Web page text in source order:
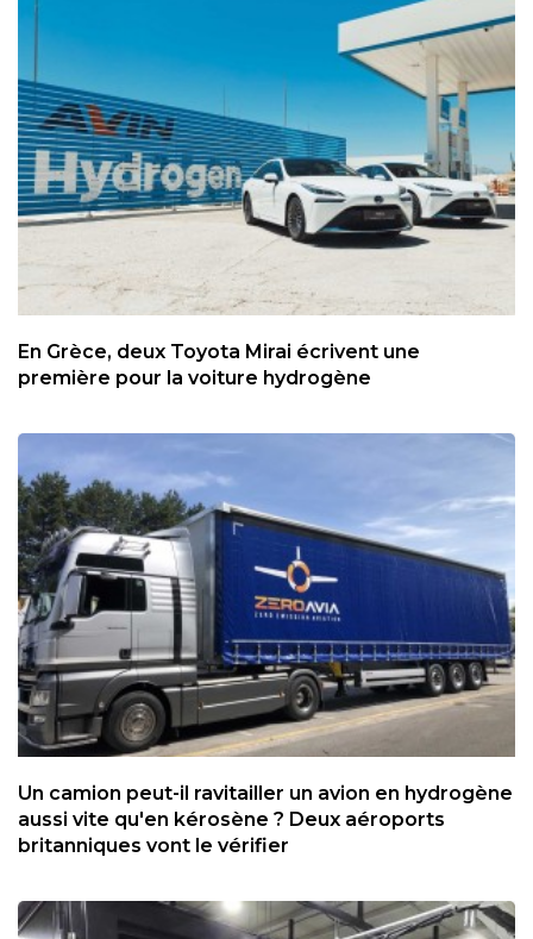
En Grèce, deux Toyota Mirai écrivent une
première pour la voiture hydrogène
Un camion peut-il ravitailler un avion en hydrogène
aussi vite qu'en kérosène ? Deux aéroports
britanniques vont le vérifier